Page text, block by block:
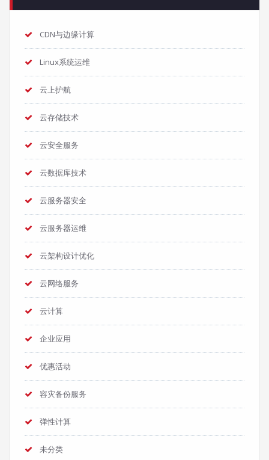
CDN与边缘计算
Linux系统运维
云上护航
云存储技术
云安全服务
云数据库技术
云服务器安全
云服务器运维
云架构设计优化
云网络服务
云计算
企业应用
优惠活动
容灾备份服务
弹性计算
未分类